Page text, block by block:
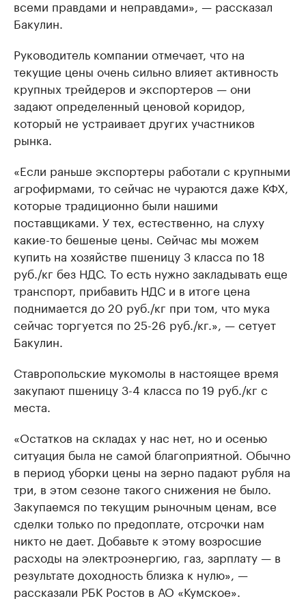
всеми правдами и неправдами», — рассказал
Бакулин.
Руководитель компании отмечает, что на
текущие цены очень сильно влияет активность
крупных трейдеров и экспортеров — они
задают определенный ценовой коридор,
который не устраивает других участников
рынка.
«Если раньше экспортеры работали с крупными
агрофирмами, то сейчас не чураются даже КФХ,
которые традиционно были нашими
поставщиками. У тех, естественно, на слуху
какие-то бешеные цены. Сейчас мы можем
купить на хозяйстве пшеницу 3 класса по 18
руб./кг без НДС. То есть нужно закладывать еще
транспорт, прибавить НДС и в итоге цена
поднимается до 20 руб./кг при том, что мука
сейчас торгуется по 25-26 руб./кг.», — сетует
Бакулин.
Ставропольские мукомолы в настоящее время
закупают пшеницу 3-4 класса по 19 руб./кг с
места.
«Остатков на складах у нас нет, но и осенью
ситуация была не самой благоприятной. Обычно
в период уборки цены на зерно падают рубля на
три, в этом сезоне такого снижения не было.
Закупаемся по текущим рыночным ценам, все
сделки только по предоплате, отсрочки нам
никто не дает. Добавьте к этому возросшие
расходы на электроэнергию, газ, зарплату — в
результате доходность близка к нулю», —
рассказали РБК Ростов в АО «Кумское».